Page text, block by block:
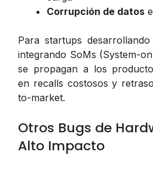
Corrupción de datos
Para startups
integrando SoMs (System-
se propagan a los
en recalls costosos y
to-market.
Otros Bugs de
Alto Impacto